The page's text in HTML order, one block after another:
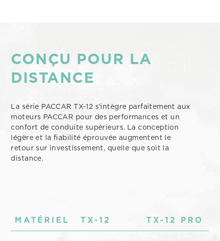
CONÇU POUR LA
DISTANCE
La série PACCAR TX-12 s'intègre parfaitement aux
moteurs PACCAR pour des performances et un
confort de conduite supérieurs. La conception
légère et la fiabilité éprouvée augmentent le
retour sur investissement, quelle que soit la
distance.
MATÉRIEL TX-12 TX-12 PRO